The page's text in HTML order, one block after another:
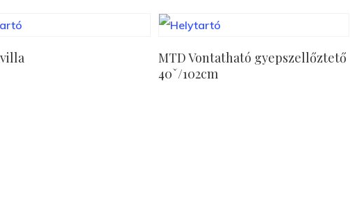
Tovább Olvasom Tovább Olvasom
MTD Vontatható gyepszellőztető
40ˇ/102cm